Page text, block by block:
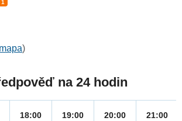
1
mapa)
na 24 hodin
18:00 19:00 20:00 21:00